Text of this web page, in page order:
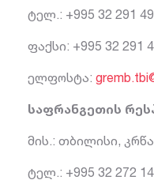
ტელ.: +995 32 291
ფაქსი: +995 32 291
ელფოსტა:
საფრანგეთის
მის.: თბილისი,
ტელ.: +995 32 272